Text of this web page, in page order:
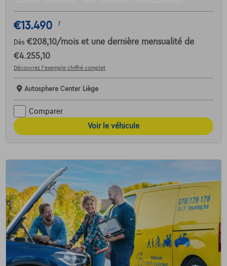
€13.490 1
Dès €208,10/mois et une dernière mensualité de
€4.255,10
Découvrez l’exemple chiffré complet
Autosphere Center Liège
Comparer
Voir le véhicule